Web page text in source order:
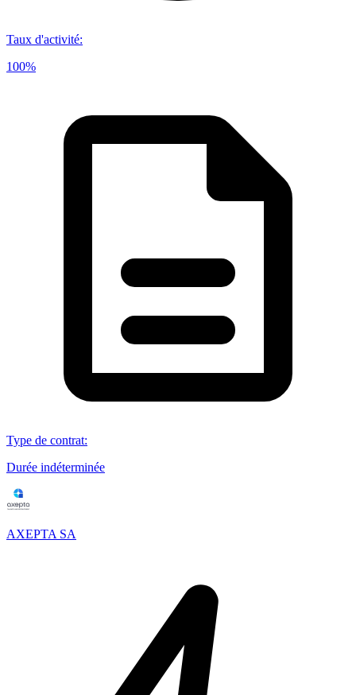
Taux d'activité:
100%
Type de contrat:
Durée indéterminée
AXEPTA SA